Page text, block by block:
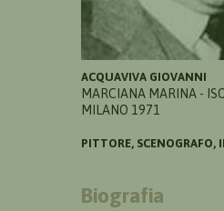
ACQUAVIVA GIOVANNI
MARCIANA MARINA -
MILANO 1971
PITTORE, SCENOGRAFO,
Biografia